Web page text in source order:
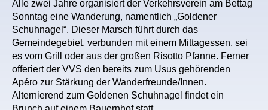
Alle zwei Jahre organisiert der Verkehrsverein am Bettag
Sonntag eine Wanderung, namentlich „Goldener
Schuhnagel“. Dieser Marsch führt durch das
Gemeindegebiet, verbunden mit einem Mittagessen, sei
es vom Grill oder aus der großen Risotto Pfanne. Ferner
offeriert der VVS den bereits zum Usus gehörenden
Apéro zur Stärkung der Wanderfreunde/Innen.
Alternierend zum Goldenen Schuhnagel findet ein